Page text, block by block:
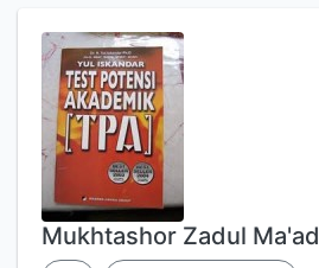
Mukhtashor Zadul Ma'ad